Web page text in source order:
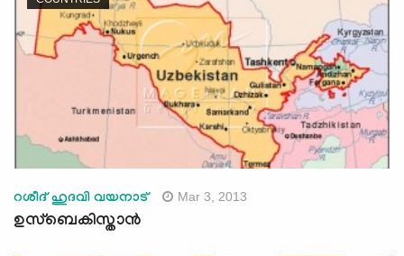
റശീദ് ഹുദവി വയനാട് Mar 3, 2013
ഉസ്ബെകിസ്താന്‍